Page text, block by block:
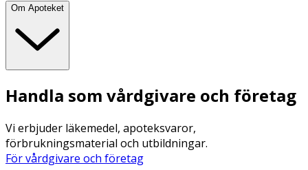
Om Apoteket
Handla som vårdgivare och företag
Vi erbjuder läkemedel, apoteksvaror,
förbrukningsmaterial och utbildningar.
För vårdgivare och företag